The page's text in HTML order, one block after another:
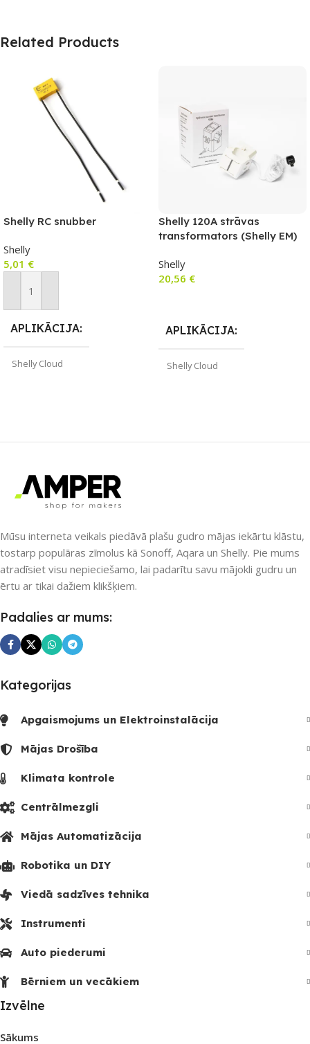
Related Products
Shelly RC snubber
Shelly
5,01 €
Pievienot Grozam
APLIKĀCIJA
Shelly Cloud
PIEEJAMS UZREIZ
SKAITS
Shelly 120A strāvas
transformators (Shelly EM)
Shelly
20,56 €
APLIKĀCIJA
Shelly Cloud
PIEEJAMS UZREIZ Jā
1
Mūsu interneta veikals piedāvā plašu gudro mājas iekārtu klāstu,
tostarp populāras zīmolus kā Sonoff, Aqara un Shelly. Pie mums
atradīsiet visu nepieciešamo, lai padarītu savu mājokli gudru un
ērtu ar tikai dažiem klikšķiem.
Padalies ar mums:
Kategorijas
Apgaismojums un Elektroinstalācija
Mājas Drošība
Klimata kontrole
Centrālmezgli
Mājas Automatizācija
Robotika un DIY
Viedā sadzīves tehnika
Instrumenti
Auto piederumi
Bērniem un vecākiem
Izvēlne
Sākums